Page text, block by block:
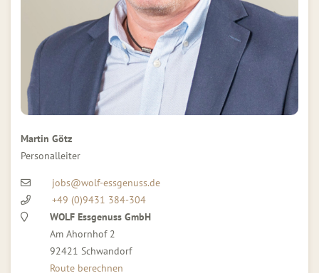
Martin Götz
Personalleiter
jobs@wolf-essgenuss.de
+49 (0)9431 384-304
WOLF Essgenuss GmbH
Am Ahornhof 2
92421 Schwandorf
Route berechnen